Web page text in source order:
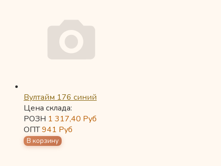
Вултайм 176 синий
Цена склада:
РОЗН 1 317,40 Руб
ОПТ941 Руб